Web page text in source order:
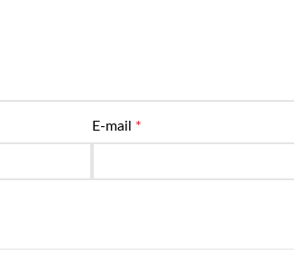
E-mail *